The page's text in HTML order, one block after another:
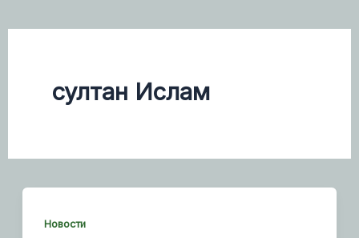
султан Ислам
Новости